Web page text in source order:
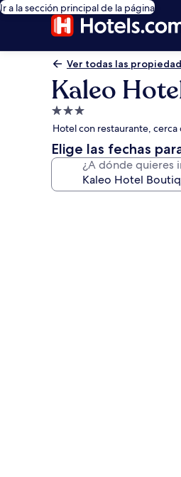
Ir a la sección principal de la página
Ver todas las
Kaleo
Propiedad
de
3.0
estrellas
Hotel con restaurante,
Elige las fechas
¿A dónde quieres